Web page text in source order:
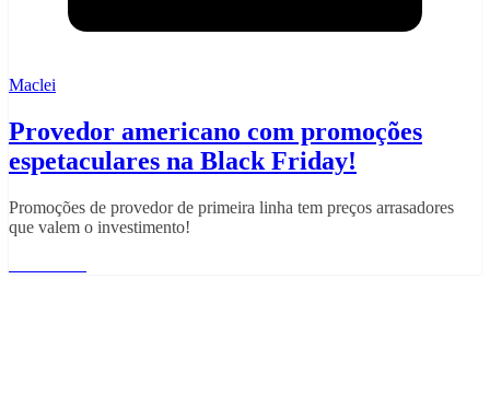
Maclei
Provedor americano com promoções
espetaculares na Black Friday!
Promoções de provedor de primeira linha tem preços arrasadores
que valem o investimento!